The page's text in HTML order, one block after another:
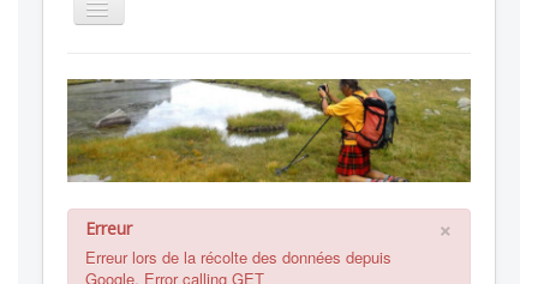
Albums
Liens
A propos
×
Erreur
Erreur lors de la récolte des données depuis
Google. Error calling GET